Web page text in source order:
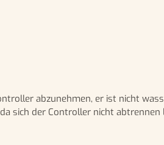
abzunehmen, er ist nicht
sich der Controller nicht